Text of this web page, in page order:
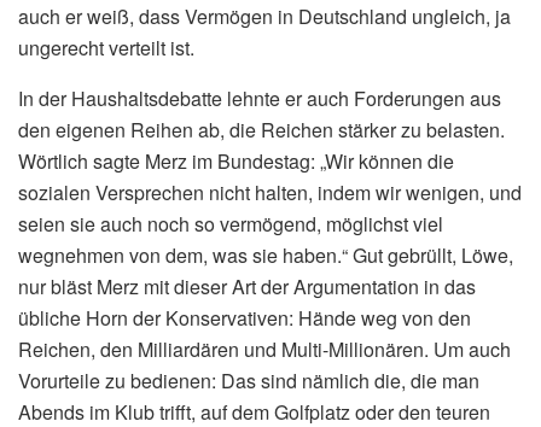
auch er weiß, dass Vermögen in Deutschland ungleich, ja
ungerecht verteilt ist.
In der Haushaltsdebatte lehnte er auch Forderungen aus
den eigenen Reihen ab, die Reichen stärker zu belasten.
Wörtlich sagte Merz im Bundestag: „Wir können die
sozialen Versprechen nicht halten, indem wir wenigen, und
seien sie auch noch so vermögend, möglichst viel
wegnehmen von dem, was sie haben.“ Gut gebrüllt, Löwe,
nur bläst Merz mit dieser Art der Argumentation in das
übliche Horn der Konservativen: Hände weg von den
Reichen, den Milliardären und Multi-Millionären. Um auch
Vorurteile zu bedienen: Das sind nämlich die, die man
Abends im Klub trifft, auf dem Golfplatz oder den teuren